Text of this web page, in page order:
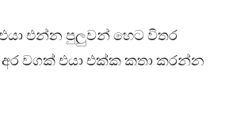
එයා එන්න පුලුවන් හෙට විතර
අර වගක් එයා එක්ක කතා කරන්න